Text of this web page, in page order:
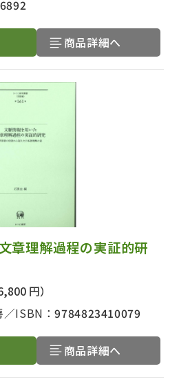
商品詳細へ
章理解過程の実証的研
円）
ISBN：9784823410079
商品詳細へ